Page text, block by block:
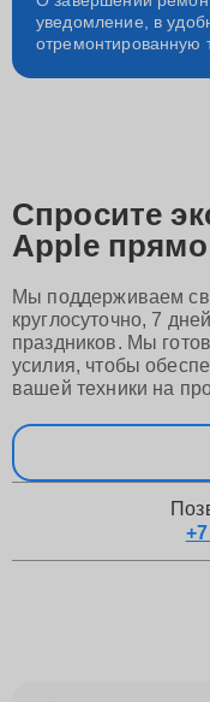
уведомление, в
отремонтированную
Спросите
Apple прямо
Мы поддерживаем
круглосуточно, 7
праздников. Мы
усилия, чтобы
вашей техники на